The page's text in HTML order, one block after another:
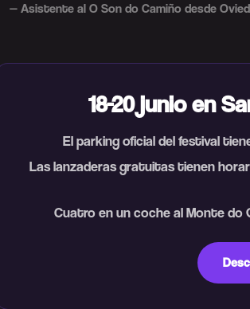
— Asistente al O Son do Camiño desde
18-20 junio en
El parking oficial del festival
Las lanzaderas gratuitas tienen
Cuatro en un coche al Monte do